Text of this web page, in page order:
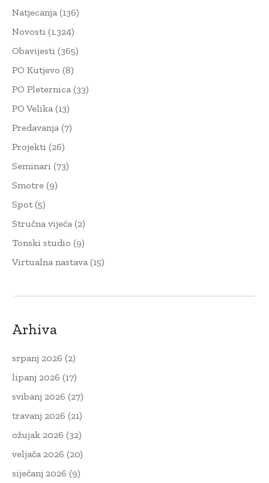
Natjecanja (136)
Novosti (1.324)
Obavijesti (365)
PO Kutjevo (8)
PO Pleternica (33)
PO Velika (13)
Predavanja (7)
Projekti (26)
Seminari (73)
Smotre (9)
Spot(5)
Stručna vijeća (2)
Tonski studio (9)
Virtualna nastava (15)
Arhiva
srpanj 2026 (2)
lipanj 2026 (17)
svibanj 2026 (27)
travanj 2026 (21)
ožujak 2026 (32)
veljača 2026 (20)
siječanj 2026 (9)